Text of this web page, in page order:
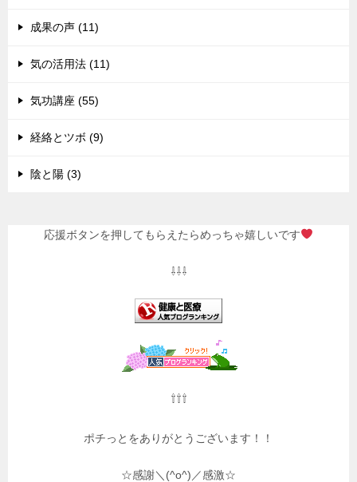
成果の声 (11)
気の活用法 (11)
気功講座 (55)
経絡とツボ (9)
陰と陽 (3)
応援ボタンを押してもらえたらめっちゃ嬉しいです
⇩⇩⇩
⇧⇧⇧
ポチっとをありがとうございます！！
☆感謝＼(^o^)／感激☆